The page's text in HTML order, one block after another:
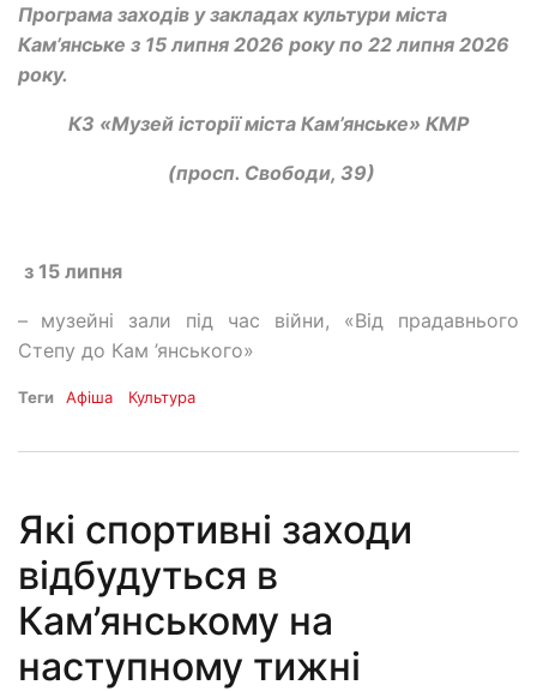
Програма заходів у закладах культури міста
Кам’янське з 15 липня 2026 року по 22 липня 2026
року.
КЗ «Музей історії міста Кам’янське» КМР
(просп. Свободи, 39)
з 15 липня
– музейні зали під час війни, «Від прадавнього
Степу до Кам ’янського»
Теги Афіша Культура
Які спортивні заходи
відбудуться в
Кам’янському на
наступному тижні